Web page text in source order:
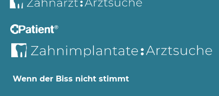
Wenn der Biss nicht stimmt